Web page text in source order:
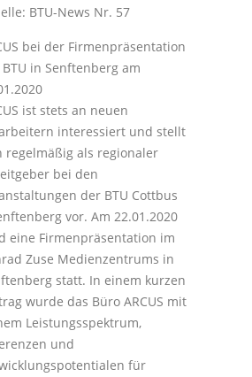
BTU-News Nr. 57
bei der Firmenpräsentation
in Senftenberg am
ist stets an neuen
interessiert und stellt
regelmäßig als regionaler
bei den
der BTU Cottbus
vor. Am 22.01.2020
eine Firmenpräsentation im
Zuse Medienzentrums in
statt. In einem kurzen
wurde das Büro ARCUS mit
Leistungsspektrum,
und
für